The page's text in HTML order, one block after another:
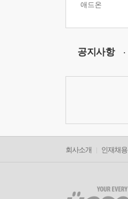
애드온
공지사항
회사소개 인재채용